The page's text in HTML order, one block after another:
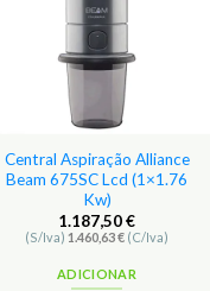
Central Aspiração Alliance
Beam 675SC Lcd (1×1.76
Kw)
1.187,50€
(S/Iva) 1.460,63€ (C/Iva)
ADICIONAR